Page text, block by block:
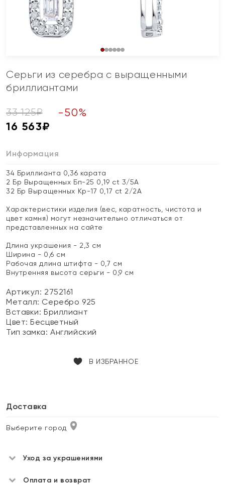
Серьги из серебра с выращенными
бриллиантами
33 125₽ -50%
16 563₽
Информация
34 Бриллианта 0,36 карата
2 Бр Выращенных Бп-25 0,19 ct 3/5А
32 Бр Выращенных Кр-17 0,17 ct 2/2A
Характеристики изделия (вес, каратность, чистота и
цвет камня) могут незначительно отличаться от
представленных на сайте
Длина украшения - 2,3 см
Ширина - 0,6 см
Рабочая длина штифта - 0,7 см
Внутренняя высота серьги - 0,9 см
Артикул: 2752161
Металл: Серебро 925
Вставки:Бриллиант
Цвет:Бесцветный
Тип замка:Английский
В ИЗБРАННОЕ
Доставка
Выберите город
Уход за украшениями
Оплата и возврат